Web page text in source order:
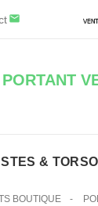
PORTANT
&
BOUTIQUE -